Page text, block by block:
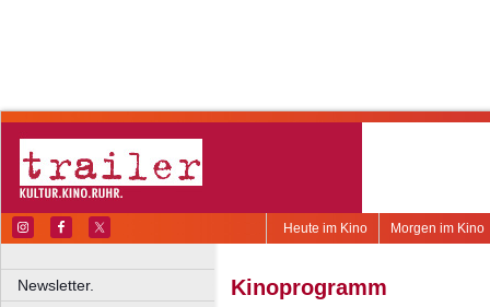
Morgen im Kino
Heute im Kino
Newsletter.
Kinoprogramm